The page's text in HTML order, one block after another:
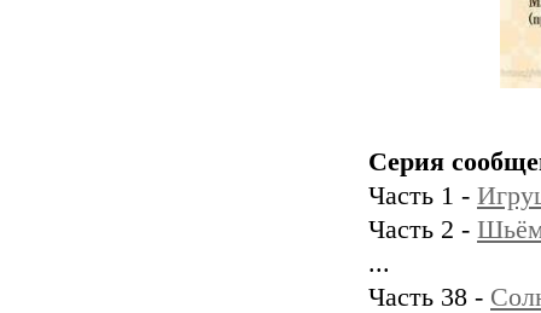
Серия
Часть 1 -
Часть 2 - Шьём
...
Часть 38 -